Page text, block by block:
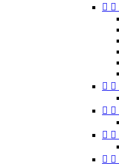
 
 
 
 
 